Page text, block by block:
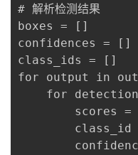
# 解析检测结果
boxes = []
confidences = []
class_ids = []
for output in
for
scores =
class_id